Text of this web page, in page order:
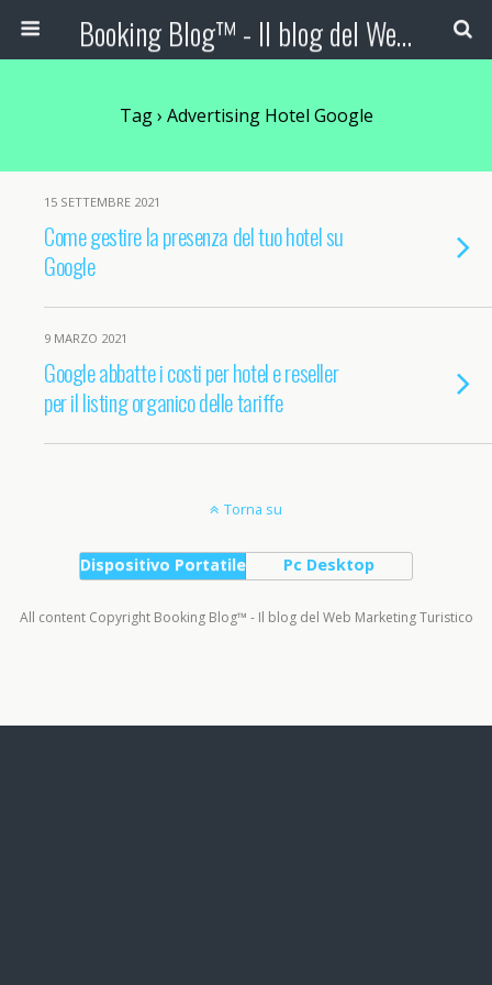
Booking Blog™ - Il blog del Web Marketing Turistico
Tag › Advertising Hotel Google
15 SETTEMBRE 2021
Come gestire la presenza del tuo hotel su
Google
9 MARZO 2021
Google abbatte i costi per hotel e reseller
per il listing organico delle tariffe
Torna su
Dispositivo Portatile Pc Desktop
All content Copyright Booking Blog™ - Il blog del Web Marketing Turistico